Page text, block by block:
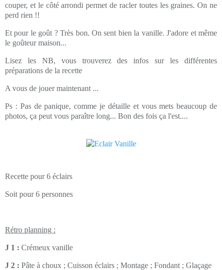
couper, et le côté arrondi permet de racler toutes les graines. On ne
perd rien !!
Et pour le goût ? Très bon. On sent bien la vanille. J'adore et même
le goûteur maison...
Lisez les NB, vous trouverez des infos sur les différentes
préparations de la recette
A vous de jouer maintenant ...
Ps : Pas de panique, comme je détaille et vous mets beaucoup de
photos, ça peut vous paraître long... Bon des fois ça l'est....
Recette pour 6 éclairs
Soit pour 6 personnes
Rétro planning :
J 1 : Crémeux vanille
J 2 : Pâte à choux ; Cuisson éclairs ; Montage ; Fondant ; Glaçage